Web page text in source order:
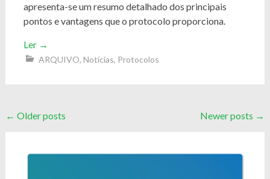
apresenta-se um resumo detalhado dos principais
pontos e vantagens que o protocolo proporciona.
Ler →
ARQUIVO, Notícias, Protocolos
Posts
← Older posts Newer posts →